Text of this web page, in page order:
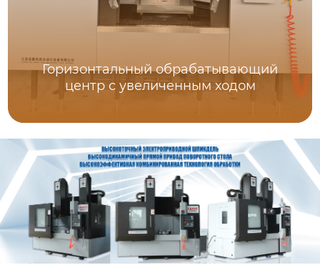
Горизонтальный обрабатывающий
центр с увеличенным ходом